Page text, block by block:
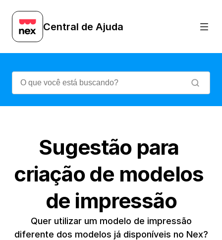
Central de Ajuda
Sugestão para
criação de modelos
de impressão
Quer utilizar um modelo de impressão
diferente dos modelos já disponíveis no Nex?